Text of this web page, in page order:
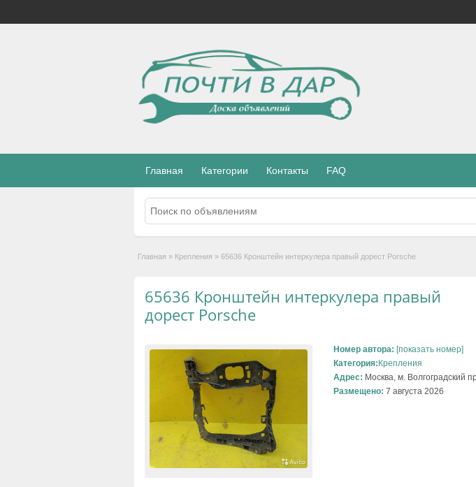
Главная Категории Контакты FAQ
Главная » Крепления » 65636 Кронштейн интеркулера правый дорест Porsche
65636 Кронштейн интеркулера правый
дорест Porsche
Номер автора: [показать номер]
Категория: Крепления
Адрес: Москва, м. Волгоградский
Размещено: 7 августа 2026